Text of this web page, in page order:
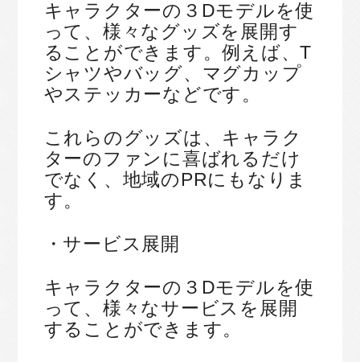
キャラクターの３Dモデルを使
って、様々なグッズを展開す
ることができます。例えば、T
シャツやバッグ、マグカップ
やステッカーなどです。
これらのグッズは、キャラク
ターのファンに喜ばれるだけ
でなく、地域のPRにもなりま
す。
・サービス展開
キャラクターの３Dモデルを使
って、様々なサービスを展開
することができます。